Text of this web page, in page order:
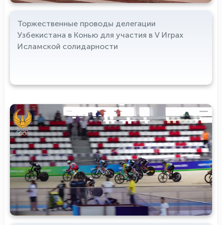
Торжественные проводы делегации
Узбекистана в Конью для участия в V Играх
Исламской солидарности